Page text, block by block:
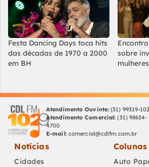
Festa Dancing Days toca hits
das décadas de 1970 a 2000
em BH
sobre
Atendimento Ouvinte: (31) 99319-
Atendimento Comercial: (31) 98634-
4700
E-mail: comercial@cdlfm.com.br
Notícias
Cidades
Colunas
Auto